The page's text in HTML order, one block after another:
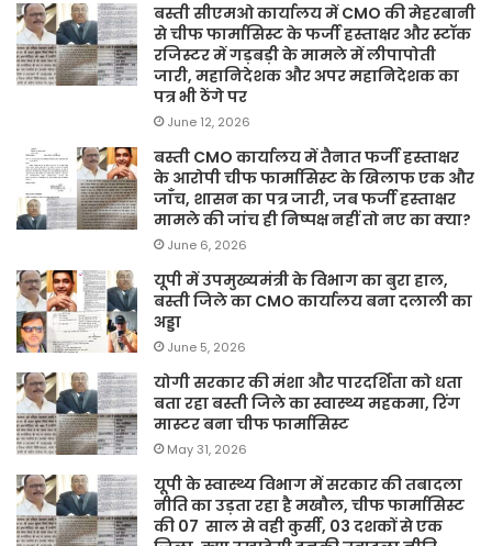
बस्ती सीएमओ कार्यालय में CMO की मेहरबानी
से चीफ फार्मासिस्ट के फर्जी हस्ताक्षर और स्टॉक
रजिस्टर में गड़बड़ी के मामले में लीपापोती
जारी, महानिदेशक और अपर महानिदेशक का
पत्र भी ठेंगे पर
June 12, 2026
बस्ती CMO कार्यालय में तैनात फर्जी हस्ताक्षर
के आरोपी चीफ फार्मासिस्ट के खिलाफ एक और
जाँच, शासन का पत्र जारी, जब फर्जी हस्ताक्षर
मामले की जांच ही निष्पक्ष नहीं तो नए का क्या?
June 6, 2026
यूपी में उपमुख्यमंत्री के विभाग का बुरा हाल,
बस्ती जिले का CMO कार्यालय बना दलाली का
अड्डा
June 5, 2026
योगी सरकार की मंशा और पारदर्शिता को धता
बता रहा बस्ती जिले का स्वास्थ्य महकमा, रिंग
मास्टर बना चीफ फार्मासिस्ट
May 31, 2026
यूपी के स्वास्थ्य विभाग में सरकार की तबादला
नीति का उड़ता रहा है मखौल, चीफ फार्मासिस्ट
की 07 साल से वही कुर्सी, 03 दशकों से एक